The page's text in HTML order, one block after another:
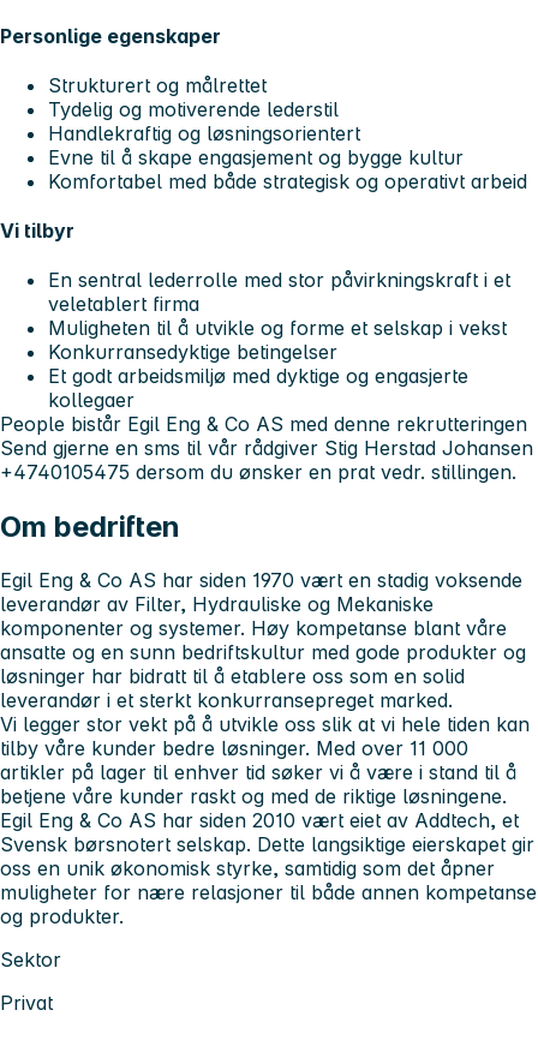
Personlige egenskaper
Strukturert og målrettet
Tydelig og motiverende lederstil
Handlekraftig og løsningsorientert
Evne til å skape engasjement og bygge kultur
Komfortabel med både strategisk og operativt arbeid
Vi tilbyr
En sentral lederrolle med stor påvirkningskraft i et
veletablert firma
Muligheten til å utvikle og forme et selskap i vekst
Konkurransedyktige betingelser
Et godt arbeidsmiljø med dyktige og engasjerte
kollegaer
People bistår Egil Eng & Co AS med denne rekrutteringen
Send gjerne en sms til vår rådgiver Stig Herstad Johansen
+4740105475 dersom du ønsker en prat vedr. stillingen.
Om bedriften
Egil Eng & Co AS har siden 1970 vært en stadig voksende
leverandør av Filter, Hydrauliske og Mekaniske
komponenter og systemer. Høy kompetanse blant våre
ansatte og en sunn bedriftskultur med gode produkter og
løsninger har bidratt til å etablere oss som en solid
leverandør i et sterkt konkurransepreget marked.
Vi legger stor vekt på å utvikle oss slik at vi hele tiden kan
tilby våre kunder bedre løsninger. Med over 11 000
artikler på lager til enhver tid søker vi å være i stand til å
betjene våre kunder raskt og med de riktige løsningene.
Egil Eng & Co AS har siden 2010 vært eiet av Addtech, et
Svensk børsnotert selskap. Dette langsiktige eierskapet gir
oss en unik økonomisk styrke, samtidig som det åpner
muligheter for nære relasjoner til både annen kompetanse
og produkter.
Sektor
Privat